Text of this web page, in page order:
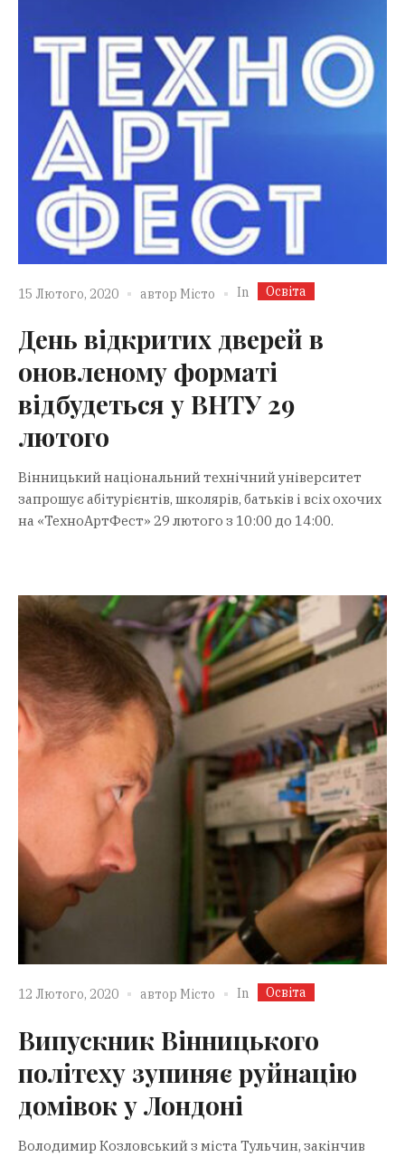
15 Лютого, 2020 автор Місто In Освіта
День відкритих дверей в
оновленому форматі
відбудеться у ВНТУ 29
лютого
Вінницький національний технічний університет
запрошує абітурієнтів, школярів, батьків і всіх охочих
на «ТехноАртФест» 29 лютого з 10:00 до 14:00.
12 Лютого, 2020 автор Місто In Освіта
Випускник Вінницького
політеху зупиняє руйнацію
домівок у Лондоні
Володимир Козловський з міста Тульчин, закінчив